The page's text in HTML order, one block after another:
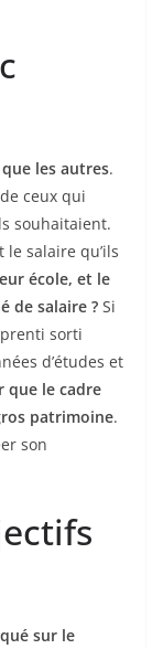
les autres.
ceux qui
souhaitaient.
salaire qu’ils
école, et le
de salaire ? Si
sorti
d’études et
que le cadre
patrimoine.
son
sur le